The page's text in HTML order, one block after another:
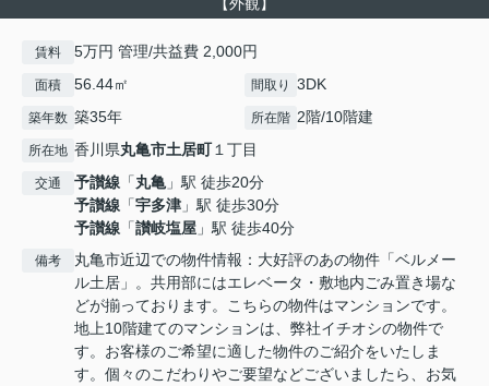
【外観】
賃料 5万円 管理/共益費 2,000円
面積 56.44㎡ 間取り 3DK
築年数 築35年 所在階 2階/10階建
所在地 香川県丸亀市土居町１丁目
交通 予讃線 「丸亀」駅 徒歩20分
予讃線 「宇多津 」駅 徒歩30分
予讃線 「讃岐塩屋 」駅 徒歩40分
備考
丸亀市近辺での物件情報：大好評のあの物件「ベルメー
ル土居」。共用部にはエレベータ・敷地内ごみ置き場な
どが揃っております。こちらの物件はマンションです。
地上10階建てのマンションは、弊社イチオシの物件で
す。お客様のご希望に適した物件のご紹介をいたしま
す。個々のこだわりやご要望などございましたら、お気